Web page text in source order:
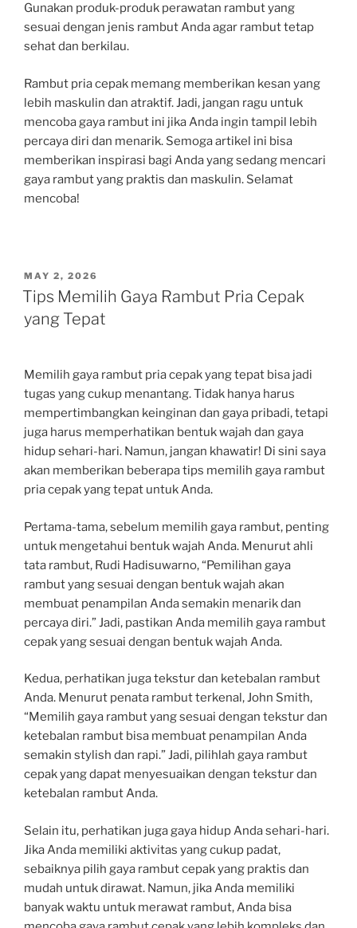
Gunakan produk-produk perawatan rambut yang
sesuai dengan jenis rambut Anda agar rambut tetap
sehat dan berkilau.
Rambut pria cepak memang memberikan kesan yang
lebih maskulin dan atraktif. Jadi, jangan ragu untuk
mencoba gaya rambut ini jika Anda ingin tampil lebih
percaya diri dan menarik. Semoga artikel ini bisa
memberikan inspirasi bagi Anda yang sedang mencari
gaya rambut yang praktis dan maskulin. Selamat
mencoba!
POSTED
ON
MAY 2, 2026
Tips Memilih Gaya Rambut Pria Cepak
yang Tepat
Memilih gaya rambut pria cepak yang tepat bisa jadi
tugas yang cukup menantang. Tidak hanya harus
mempertimbangkan keinginan dan gaya pribadi, tetapi
juga harus memperhatikan bentuk wajah dan gaya
hidup sehari-hari. Namun, jangan khawatir! Di sini saya
akan memberikan beberapa tips memilih gaya rambut
pria cepak yang tepat untuk Anda.
Pertama-tama, sebelum memilih gaya rambut, penting
untuk mengetahui bentuk wajah Anda. Menurut ahli
tata rambut, Rudi Hadisuwarno, “Pemilihan gaya
rambut yang sesuai dengan bentuk wajah akan
membuat penampilan Anda semakin menarik dan
percaya diri.” Jadi, pastikan Anda memilih gaya rambut
cepak yang sesuai dengan bentuk wajah Anda.
Kedua, perhatikan juga tekstur dan ketebalan rambut
Anda. Menurut penata rambut terkenal, John Smith,
“Memilih gaya rambut yang sesuai dengan tekstur dan
ketebalan rambut bisa membuat penampilan Anda
semakin stylish dan rapi.” Jadi, pilihlah gaya rambut
cepak yang dapat menyesuaikan dengan tekstur dan
ketebalan rambut Anda.
Selain itu, perhatikan juga gaya hidup Anda sehari-hari.
Jika Anda memiliki aktivitas yang cukup padat,
sebaiknya pilih gaya rambut cepak yang praktis dan
mudah untuk dirawat. Namun, jika Anda memiliki
banyak waktu untuk merawat rambut, Anda bisa